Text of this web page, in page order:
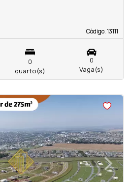
Código. 13111
Código. 13111
0
quarto(s)
0
Vaga(s)
›
Next